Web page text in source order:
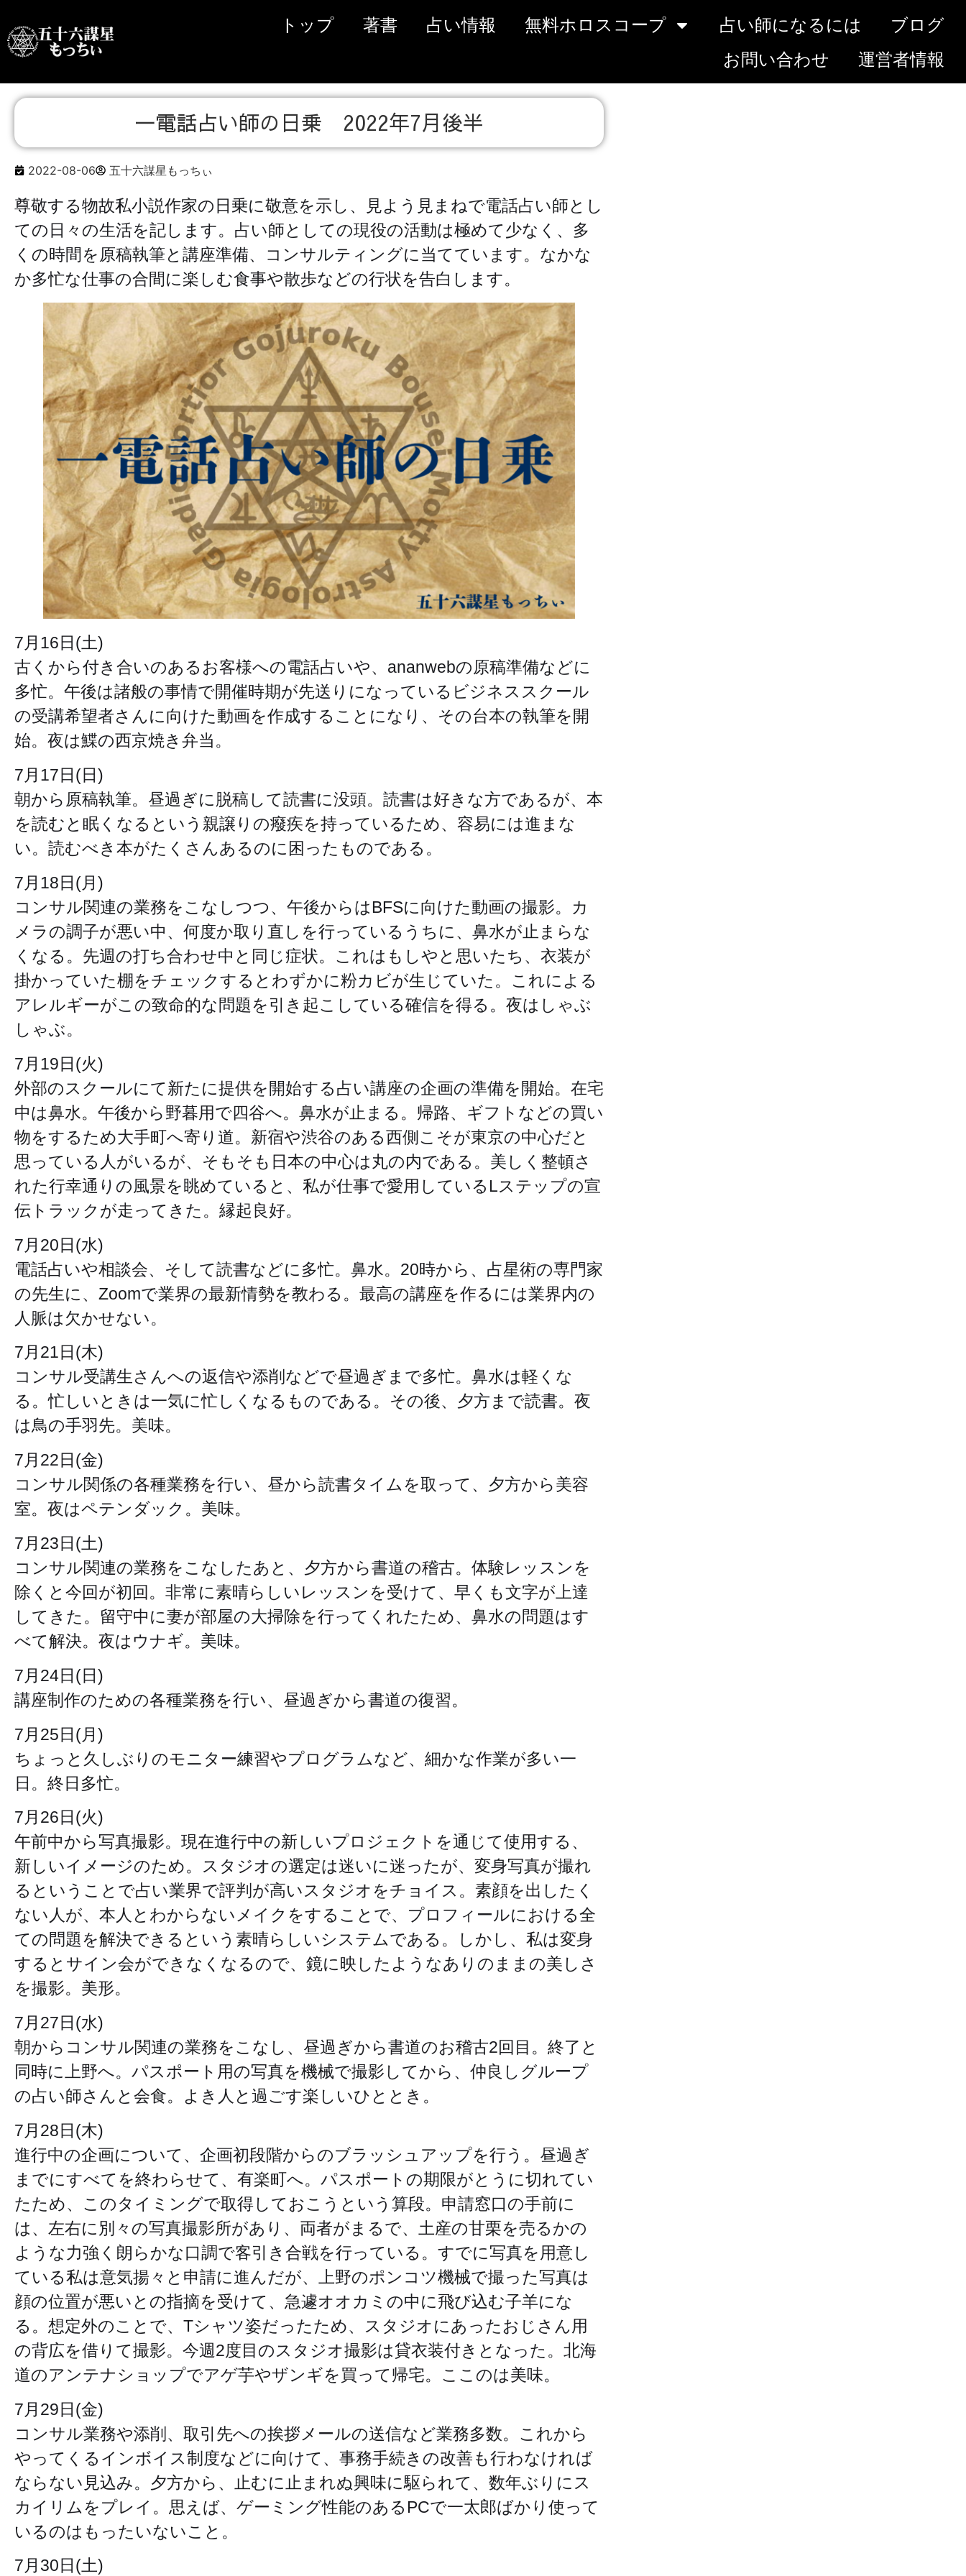
トップ 著書 占い情報 無料ホロスコープ 占い師になるには
ブログ
お問い合わせ
運営者情報
一電話占い師の日乗 2022年7月後半
2022-08-06 五十六謀星もっちぃ
尊敬する物故私小説作家の日乗に敬意を示し、見よう見まねで電話占い師とし
ての日々の生活を記します。占い師としての現役の活動は極めて少なく、多
くの時間を原稿執筆と講座準備、コンサルティングに当てています。なかな
か多忙な仕事の合間に楽しむ食事や散歩などの行状を告白します。
7月16日(土)
古くから付き合いのあるお客様への電話占いや、ananwebの原稿準備などに
多忙。午後は諸般の事情で開催時期が先送りになっているビジネススクール
の受講希望者さんに向けた動画を作成することになり、その台本の執筆を開
始。夜は鰈の西京焼き弁当。
7月17日(日)
朝から原稿執筆。昼過ぎに脱稿して読書に没頭。読書は好きな方であるが、本
を読むと眠くなるという親譲りの癈疾を持っているため、容易には進まな
い。読むべき本がたくさんあるのに困ったものである。
7月18日(月)
コンサル関連の業務をこなしつつ、午後からはBFSに向けた動画の撮影。カ
メラの調子が悪い中、何度か取り直しを行っているうちに、鼻水が止まらな
くなる。先週の打ち合わせ中と同じ症状。これはもしやと思いたち、衣装が
掛かっていた棚をチェックするとわずかに粉カビが生じていた。これによる
アレルギーがこの致命的な問題を引き起こしている確信を得る。夜はしゃぶ
しゃぶ。
7月19日(火)
外部のスクールにて新たに提供を開始する占い講座の企画の準備を開始。在宅
中は鼻水。午後から野暮用で四谷へ。鼻水が止まる。帰路、ギフトなどの買い
物をするため大手町へ寄り道。新宿や渋谷のある西側こそが東京の中心だと
思っている人がいるが、そもそも日本の中心は丸の内である。美しく整頓さ
れた行幸通りの風景を眺めていると、私が仕事で愛用しているLステップの宣
伝トラックが走ってきた。縁起良好。
7月20日(水)
電話占いや相談会、そして読書などに多忙。鼻水。20時から、占星術の専門家
の先生に、Zoomで業界の最新情勢を教わる。最高の講座を作るには業界内の
人脈は欠かせない。
7月21日(木)
コンサル受講生さんへの返信や添削などで昼過ぎまで多忙。鼻水は軽くな
る。忙しいときは一気に忙しくなるものである。その後、夕方まで読書。夜
は鳥の手羽先。美味。
7月22日(金)
コンサル関係の各種業務を行い、昼から読書タイムを取って、夕方から美容
室。夜はペテンダック。美味。
7月23日(土)
コンサル関連の業務をこなしたあと、夕方から書道の稽古。体験レッスンを
除くと今回が初回。非常に素晴らしいレッスンを受けて、早くも文字が上達
してきた。留守中に妻が部屋の大掃除を行ってくれたため、鼻水の問題はす
べて解決。夜はウナギ。美味。
7月24日(日)
講座制作のための各種業務を行い、昼過ぎから書道の復習。
7月25日(月)
ちょっと久しぶりのモニター練習やプログラムなど、細かな作業が多い一
日。終日多忙。
7月26日(火)
午前中から写真撮影。現在進行中の新しいプロジェクトを通じて使用する、
新しいイメージのため。スタジオの選定は迷いに迷ったが、変身写真が撮れ
るということで占い業界で評判が高いスタジオをチョイス。素顔を出したく
ない人が、本人とわからないメイクをすることで、プロフィールにおける全
ての問題を解決できるという素晴らしいシステムである。しかし、私は変身
するとサイン会ができなくなるので、鏡に映したようなありのままの美しさ
を撮影。美形。
7月27日(水)
朝からコンサル関連の業務をこなし、昼過ぎから書道のお稽古2回目。終了と
同時に上野へ。パスポート用の写真を機械で撮影してから、仲良しグループ
の占い師さんと会食。よき人と過ごす楽しいひととき。
7月28日(木)
進行中の企画について、企画初段階からのブラッシュアップを行う。昼過ぎ
までにすべてを終わらせて、有楽町へ。パスポートの期限がとうに切れてい
たため、このタイミングで取得しておこうという算段。申請窓口の手前に
は、左右に別々の写真撮影所があり、両者がまるで、土産の甘栗を売るかの
ような力強く朗らかな口調で客引き合戦を行っている。すでに写真を用意し
ている私は意気揚々と申請に進んだが、上野のポンコツ機械で撮った写真は
顔の位置が悪いとの指摘を受けて、急遽オオカミの中に飛び込む子羊にな
る。想定外のことで、Tシャツ姿だったため、スタジオにあったおじさん用
の背広を借りて撮影。今週2度目のスタジオ撮影は貸衣装付きとなった。北海
道のアンテナショップでアゲ芋やザンギを買って帰宅。ここのは美味。
7月29日(金)
コンサル業務や添削、取引先への挨拶メールの送信など業務多数。これから
やってくるインボイス制度などに向けて、事務手続きの改善も行わなければ
ならない見込み。夕方から、止むに止まれぬ興味に駆られて、数年ぶりにス
カイリムをプレイ。思えば、ゲーミング性能のあるPCで一太郎ばかり使って
いるのはもったいないこと。
7月30日(土)